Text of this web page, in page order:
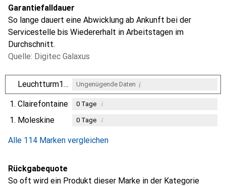
Garantiefalldauer
So lange dauert eine Abwicklung ab Ankunft bei der
Servicestelle bis Wiedererhalt in Arbeitstagen im
Durchschnitt.
Quelle: Digitec Galaxus
Leuchtturm1917 Ungenügende Daten i
1. Clairefontaine 0Tage i
1. Moleskine 0Tage i
Alle 114 Marken vergleichen
Rückgabequote
So oft wird ein Produkt dieser Marke in der Kategorie